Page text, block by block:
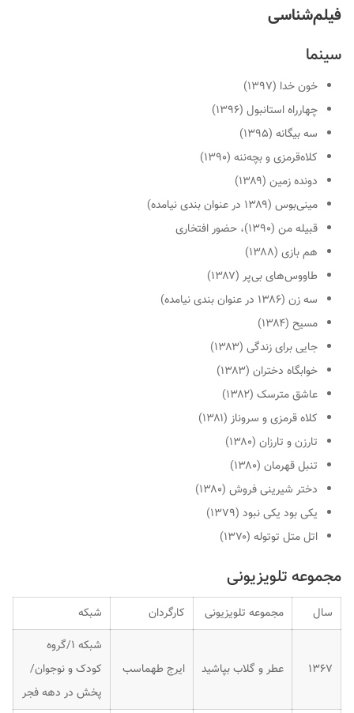
فیلم‌شناسی
سینما
خون خدا (۱۳۹۷)
چهارراه استانبول (۱۳۹۶)
سه بیگانه (۱۳۹۵)
کلاه‌قرمزی و بچه‌ننه (۱۳۹۰)
دونده زمین (۱۳۸۹)
مینی‌بوس (۱۳۸۹ در عنوان بندی نیامده)
قبیله من (۱۳۹۰)، حضور افتخاری
هم بازی (۱۳۸۸)
طاووس‌های بی‌پر (۱۳۸۷)
سه زن (۱۳۸۶ در عنوان بندی نیامده)
مسیح (۱۳۸۴)
جایی برای زندگی (۱۳۸۳)
خوابگاه دختران (۱۳۸۳)
عاشق مترسک (۱۳۸۲)
کلاه قرمزی و سروناز (۱۳۸۱)
تارزن و تارزان (۱۳۸۰)
تنبل قهرمان (۱۳۸۰)
دختر شیرینی فروش (۱۳۸۰)
یکی بود یکی نبود (۱۳۷۹)
اتل متل توتوله (۱۳۷۰)
مجموعه تلویزیونی
سال مجموعه تلویزیونی کارگردان شبکه
۱۳۶۷ عطر و گلاب بپاشید ایرج طهماسب
شبکه ۱/گروه
کودک و نوجوان/
پخش در دهه فجر